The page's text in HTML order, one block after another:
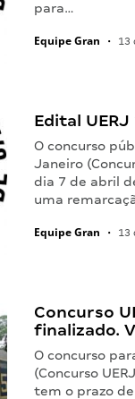
para…
Equipe Gran • 13
Edital
O concurso
Janeiro
dia 7 de abril
uma
Equipe Gran • 13
Concurso
finalizado.
O concurso
(Concurso
tem o prazo